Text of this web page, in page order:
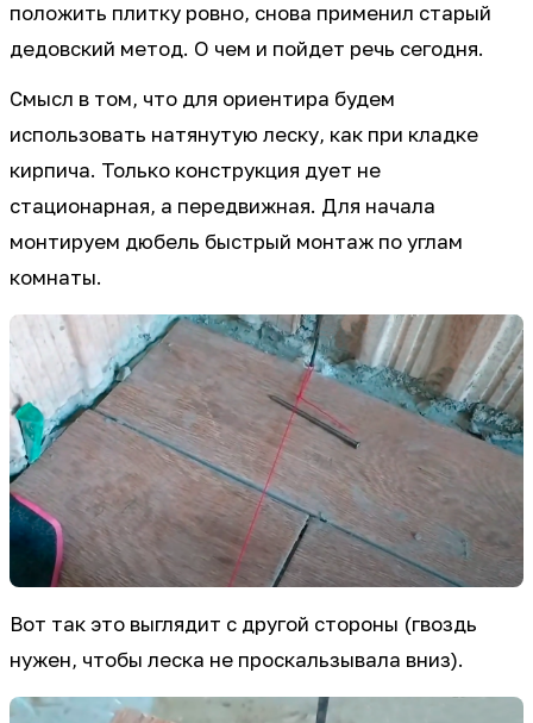
положить плитку ровно, снова применил старый
дедовский метод. О чем и пойдет речь сегодня.
Смысл в том, что для ориентира будем
использовать натянутую леску, как при кладке
кирпича. Только конструкция дует не
стационарная, а передвижная. Для начала
монтируем дюбель быстрый монтаж по углам
комнаты.
Вот так это выглядит с другой стороны (гвоздь
нужен, чтобы леска не проскальзывала вниз).